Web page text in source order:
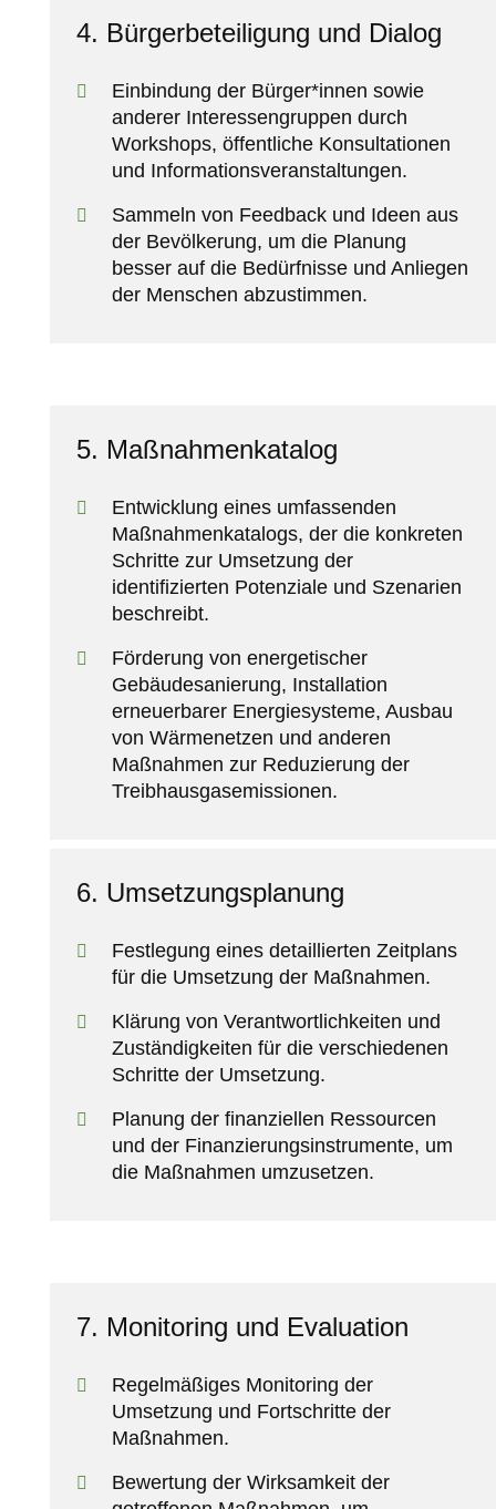
4. Bürgerbeteiligung und Dialog
Einbindung der Bürger*innen sowie
anderer Interessengruppen durch
Workshops, öffentliche Konsultationen
und Informationsveranstaltungen.
Sammeln von Feedback und Ideen aus
der Bevölkerung, um die Planung
besser auf die Bedürfnisse und Anliegen
der Menschen abzustimmen.
5. Maßnahmenkatalog
Entwicklung eines umfassenden
Maßnahmenkatalogs, der die konkreten
Schritte zur Umsetzung der
identifizierten Potenziale und Szenarien
beschreibt.
Förderung von energetischer
Gebäudesanierung, Installation
erneuerbarer Energiesysteme, Ausbau
von Wärmenetzen und anderen
Maßnahmen zur Reduzierung der
Treibhausgasemissionen.
6. Umsetzungsplanung
Festlegung eines detaillierten Zeitplans
für die Umsetzung der Maßnahmen.
Klärung von Verantwortlichkeiten und
Zuständigkeiten für die verschiedenen
Schritte der Umsetzung.
Planung der finanziellen Ressourcen
und der Finanzierungsinstrumente, um
die Maßnahmen umzusetzen.
7. Monitoring und Evaluation
Regelmäßiges Monitoring der
Umsetzung und Fortschritte der
Maßnahmen.
Bewertung der Wirksamkeit der